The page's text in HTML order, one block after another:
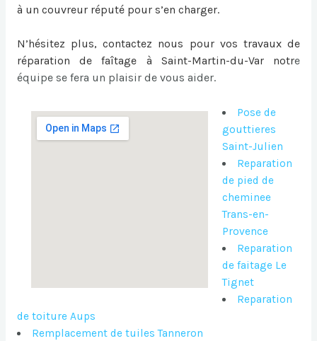
à un couvreur réputé pour s’en charger.
N’hésitez plus, contactez nous pour vos travaux de
réparation de faîtage à Saint-Martin-du-Var notre
équipe se fera un plaisir de vous aider.
Pose de
gouttieres
Saint-Julien
Reparation
de pied de
cheminee
Trans-en-
Provence
Reparation
de faitage Le
Tignet
Reparation
de toiture Aups
Remplacement de tuiles Tanneron